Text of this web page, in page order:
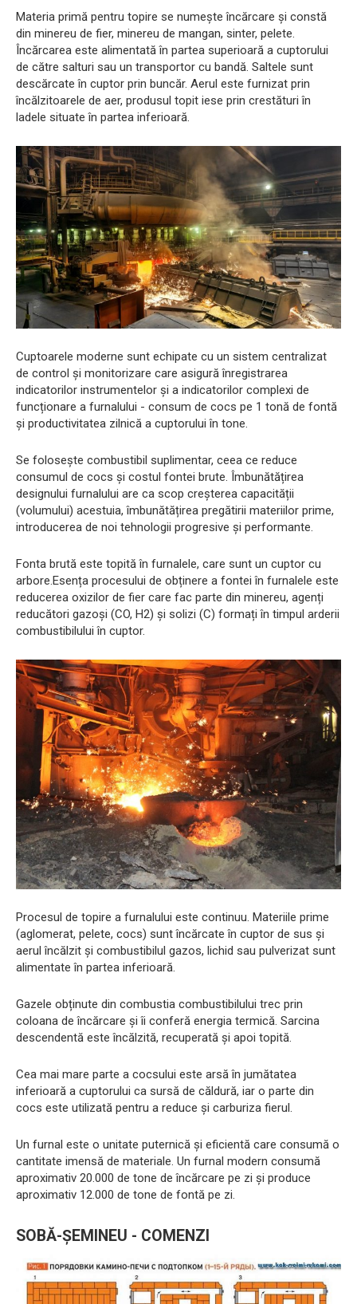
Materia primă pentru topire se numește încărcare și constă
din minereu de fier, minereu de mangan, sinter, pelete.
Încărcarea este alimentată în partea superioară a cuptorului
de către salturi sau un transportor cu bandă. Saltele sunt
descărcate în cuptor prin buncăr. Aerul este furnizat prin
încălzitoarele de aer, produsul topit iese prin crestături în
ladele situate în partea inferioară.
Cuptoarele moderne sunt echipate cu un sistem centralizat
de control și monitorizare care asigură înregistrarea
indicatorilor instrumentelor și a indicatorilor complexi de
funcționare a furnalului - consum de cocs pe 1 tonă de fontă
și productivitatea zilnică a cuptorului în tone.
Se folosește combustibil suplimentar, ceea ce reduce
consumul de cocs și costul fontei brute. Îmbunătățirea
designului furnalului are ca scop creșterea capacității
(volumului) acestuia, îmbunătățirea pregătirii materiilor prime,
introducerea de noi tehnologii progresive și performante.
Fonta brută este topită în furnalele, care sunt un cuptor cu
arbore.Esența procesului de obținere a fontei în furnalele este
reducerea oxizilor de fier care fac parte din minereu, agenți
reducători gazoși (CO, H2) și solizi (C) formați în timpul arderii
combustibilului în cuptor.
Procesul de topire a furnalului este continuu. Materiile prime
(aglomerat, pelete, cocs) sunt încărcate în cuptor de sus și
aerul încălzit și combustibilul gazos, lichid sau pulverizat sunt
alimentate în partea inferioară.
Gazele obținute din combustia combustibilului trec prin
coloana de încărcare și îi conferă energia termică. Sarcina
descendentă este încălzită, recuperată și apoi topită.
Cea mai mare parte a cocsului este arsă în jumătatea
inferioară a cuptorului ca sursă de căldură, iar o parte din
cocs este utilizată pentru a reduce și carburiza fierul.
Un furnal este o unitate puternică și eficientă care consumă o
cantitate imensă de materiale. Un furnal modern consumă
aproximativ 20.000 de tone de încărcare pe zi și produce
aproximativ 12.000 de tone de fontă pe zi.
SOBĂ-ȘEMINEU - COMENZI